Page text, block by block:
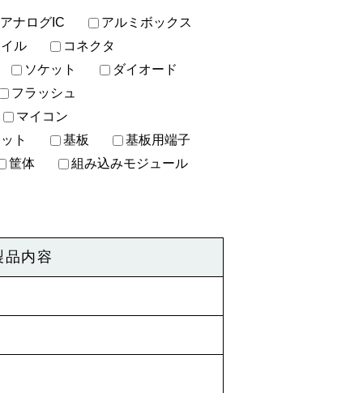
アナログIC
アルミボックス
ル
コネクタ
ソケット
ダイオード
フラッシュ
マイコン
ト
基板
基板用端子
筐体
組み込みモジュール
品内容